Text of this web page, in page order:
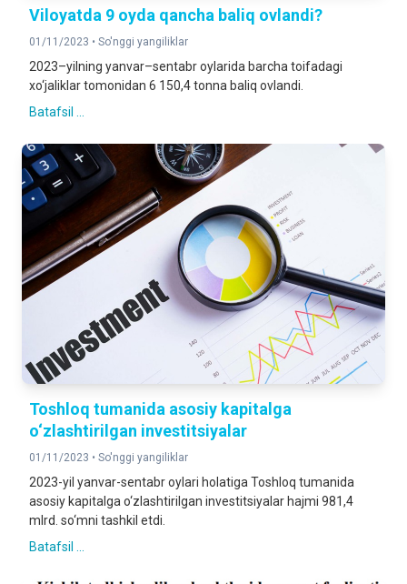
Viloyatda 9 oyda qancha baliq ovlandi?
01/11/2023 • So'nggi yangiliklar
2023–yilning yanvar–sentabr oylarida barcha toifadagi
xo‘jaliklar tomonidan 6 150,4 tonna baliq ovlandi.
Batafsil ...
Toshloq tumanida asosiy kapitalga
o‘zlashtirilgan investitsiyalar
01/11/2023 • So'nggi yangiliklar
2023-yil yanvar-sentabr oylari holatiga Toshloq tumanida
asosiy kapitalga o‘zlashtirilgan investitsiyalar hajmi 981,4
mlrd. so‘mni tashkil etdi.
Batafsil ...